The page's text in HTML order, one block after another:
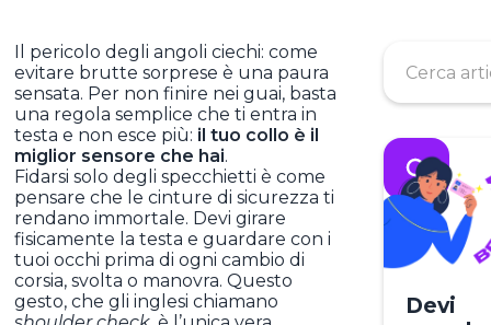
Il pericolo degli angoli ciechi: come
evitare brutte sorprese è una paura
sensata. Per non finire nei guai, basta
una regola semplice che ti entra in
testa e non esce più: il tuo collo è il
miglior sensore che hai.
Fidarsi solo degli specchietti è come
pensare che le cinture di sicurezza ti
rendano immortale. Devi girare
fisicamente la testa e guardare con i
tuoi occhi prima di ogni cambio di
corsia, svolta o manovra. Questo
gesto, che gli inglesi chiamano
Devi